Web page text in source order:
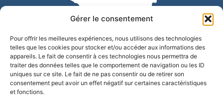
Gérer le consentement
Pour offrir les meilleures expériences, nous utilisons des technologies
telles que les cookies pour stocker et/ou accéder aux informations des
appareils. Le fait de consentir à ces technologies nous permettra de
traiter des données telles que le comportement de navigation ou les ID
uniques sur ce site. Le fait de ne pas consentir ou de retirer son
consentement peut avoir un effet négatif sur certaines caractéristiques
et fonctions.
AccessibilitéConfidentialitéMentions légales
Plan du site